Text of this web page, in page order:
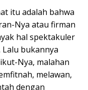
itu adalah bahwa
Nya atau firman
hal spektakuler
bukannya
Nya, malahan
melawan,
dengan